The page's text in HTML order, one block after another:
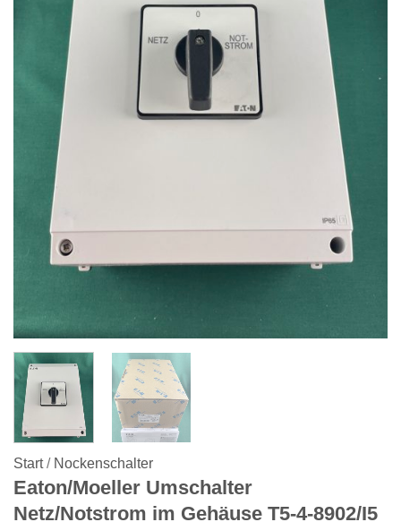
Start / Nockenschalter
Eaton/Moeller Umschalter
Netz/Notstrom im Gehäuse T5-4-8902/I5